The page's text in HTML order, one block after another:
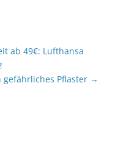
ab 49€: Lufthansa
Pflaster →